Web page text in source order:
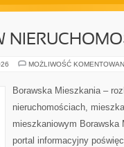
MOŻLIWOŚĆ
Borawska Mieszkania –
nieruchomościach,
mieszkaniowym Borawska
portal informacyjny